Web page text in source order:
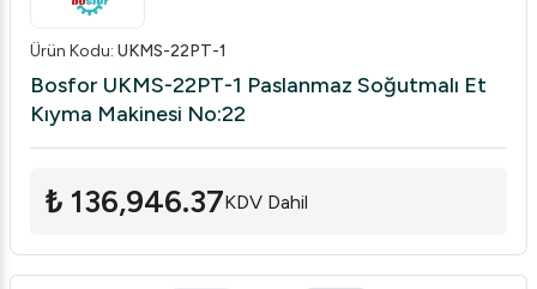
Ürün Kodu: UKMS-22PT-1
Bosfor UKMS-22PT-1 Paslanmaz Soğutmalı Et
Kıyma Makinesi No:22
₺ 136,946.37KDV Dahil